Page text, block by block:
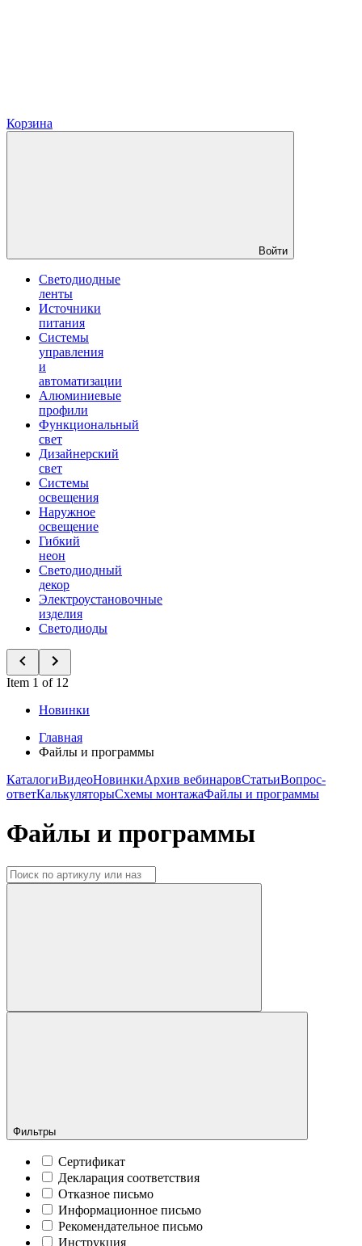
Корзина
Войти
Светодиодные
ленты
Источники
питания
Системы
управления
и
автоматизации
Алюминиевые
профили
Функциональный
свет
Дизайнерский
свет
Системы
освещения
Наружное
освещение
Гибкий
неон
Светодиодный
декор
Электроустановочные
изделия
Светодиоды
Item 1 of 12
Новинки
Главная
Файлы и программы
КаталогиВидеоНовинкиАрхив вебинаровСтатьиВопрос-
ответКалькуляторыСхемы монтажаФайлы и программы
Файлы и программы
Фильтры
Сертификат
Декларация соответствия
Отказное письмо
Информационное письмо
Рекомендательное письмо
Инструкция